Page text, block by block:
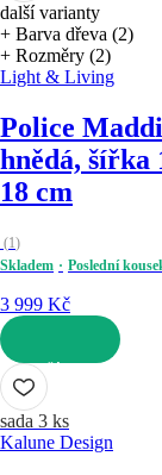
další varianty
+ Barva dřeva (2)
+ Rozměry (2)
Light & Living
Police
hnědá, šířka
18 cm
(1)
Skladem
Poslední
3 999 Kč
DO KOŠÍKU
sada 3 ks
Kalune Design